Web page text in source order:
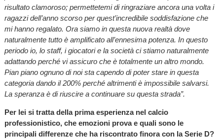
risultato clamoroso; permettetemi di ringraziare ancora una volta i
ragazzi dell’anno scorso per quest’incredibile soddisfazione che
mi hanno regalato. Ora siamo in questa nuova realtà dove
naturalmente tutto è amplificato all’ennesima potenza. In questo
periodo io, lo staff, i giocatori e la società ci stiamo naturalmente
adattando perché vi assicuro che è totalmente un altro mondo.
Pian piano ognuno di noi sta capendo di poter stare in questa
categoria dando il 200% perché altrimenti è impossibile salvarsi.
La speranza è di riuscire a continuare su questa strada”.
Per lei si tratta della prima esperienza nel calcio
professionistico, che emozioni prova e quali sono le
principali differenze che ha riscontrato finora con la Serie D?